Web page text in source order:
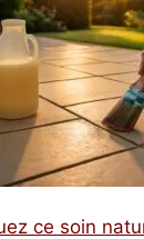
ce soin